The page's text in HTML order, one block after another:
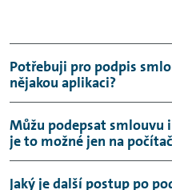
Potřebuji pro podpis
nějakou aplikaci?
Není potřeba, dokument
webové aplikace ve svém
Můžu podepsat smlouvu
je to možné jen na
Smluvní dokumentaci
Jaký je další postup po